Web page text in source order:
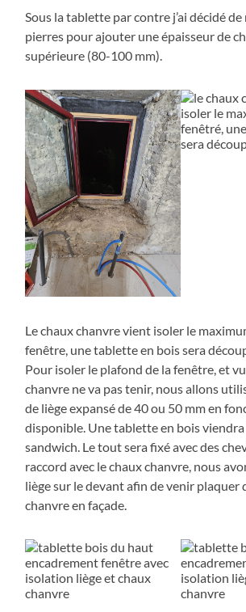
Sous la tablette par contre j’ai décidé
pierres pour ajouter une épaisseur de
supérieure (80-100 mm).
Le chaux chanvre vient isoler le
fenêtre, une tablette en bois sera
Pour isoler le plafond de la fenêtre, et
chanvre ne va pas tenir, nous allons
de liège expansé de 40 ou 50 mm en
disponible. Une tablette en bois
sandwich. Le tout sera fixé avec des
raccord avec le chaux chanvre, nous
liège sur le devant afin de venir plaquer
chanvre en façade.